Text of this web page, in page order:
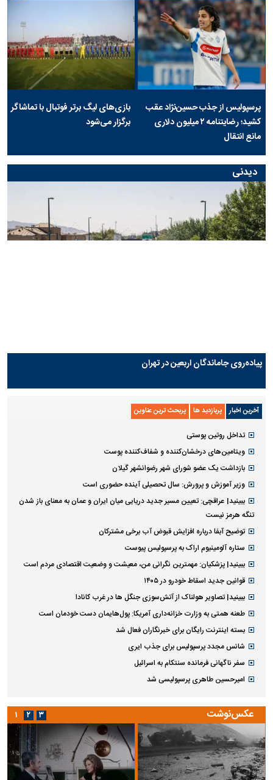
پرسپولیس از جذب حسین‌نژاد عقب
کشید؛ رضایتنامه ۲ میلیون دلاری
مانع انتقال
بازی‌های لیگ برتر فوتبال با تماشاگر
برگزار می‌شود
دیدنی
پیاده‌روی جاماندگان اربعین در تهران
آخرین اخبار پربازدید ها پربحث ترین عناوین
تداخل روتین پوستی
ویتامین‌های درخشان‌کننده و شفاف‌کننده پوست
بازداشت یک عضو شورای شهر رضوانشهر گیلان
وزیر آموزش و پرورش: سال تحصیلی آینده حضوری است
ببینید| عراقچی: تعیین مسیر جدید دریایی میان ایران و عمان به معنای باز شدن
تنگه هرمز نیست
توضیح آبفا درباره افزایش قبوض آب برخی مشترکان
ستاره آلومینیوم اراک به پرسپولیس پیوست
ببینید| پزشکیان: مهمترین نگرانی من، معیشت و وضعیت اقتصادی مردم است
قوانین جدید اسقاط خودرو در ۱۴۰۵
ببینید| تصاویر هولناک از آتش‌سوزی جنگل ها در غرب کانادا
طعنه همتی به وزارت خزانه‌داری آمریکا: پول‌هایمان دست خودمان است
بسته اینترنت رایگان برای خبرنگاران فعال شد
شانس مجدد پرسپولیس برای جذب ایری
سفر ناگهانی فرمانده سنتکام به اسرائیل
امیرحسین طاهری پرسپولیسی شد
عکس‌نوشت ۱ ۲ ۳